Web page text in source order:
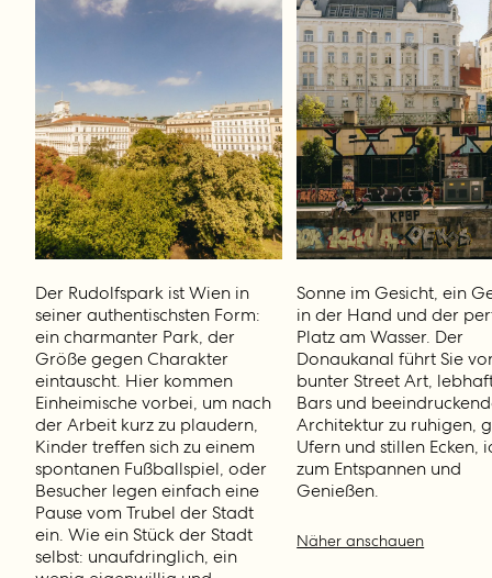
Der Rudolfspark ist Wien in
seiner authentischsten Form:
ein charmanter Park, der
Größe gegen Charakter
eintauscht. Hier kommen
Einheimische vorbei, um nach
der Arbeit kurz zu plaudern,
Kinder treffen sich zu einem
spontanen Fußballspiel, oder
Besucher legen einfach eine
Pause vom Trubel der Stadt
ein. Wie ein Stück der Stadt
selbst: unaufdringlich, ein
Sonne im Gesicht, ein
in der Hand und der
Platz am Wasser. Der
Donaukanal führt Sie
bunter Street Art,
Bars und
Architektur zu ruhigen,
Ufern und stillen Ecken,
zum Entspannen und
Genießen.
Näher anschauen